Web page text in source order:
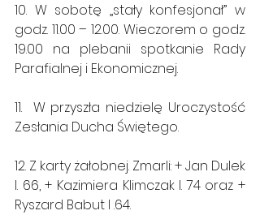
10. W sobotę „stały konfesjonał” w
godz. 11.00 – 12.00. Wieczorem o godz.
19.00 na plebanii spotkanie Rady
Parafialnej i Ekonomicznej.
11.  W przyszła niedzielę Uroczystość
Zesłania Ducha Świętego.
12. Z karty żałobnej. Zmarli: + Jan Dulek
l. 66, + Kazimiera Klimczak l. 74 oraz +
Ryszard Babut l .64.